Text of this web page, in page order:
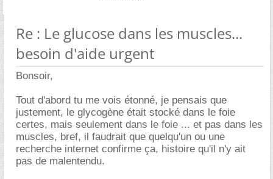
Re : Le glucose dans les muscles...
besoin d'aide urgent
Bonsoir,
Tout d'abord tu me vois étonné, je pensais que
justement, le glycogène était stocké dans le foie
certes, mais seulement dans le foie ... et pas dans les
muscles, bref, il faudrait que quelqu'un ou une
recherche internet confirme ça, histoire qu'il n'y ait
pas de malentendu.